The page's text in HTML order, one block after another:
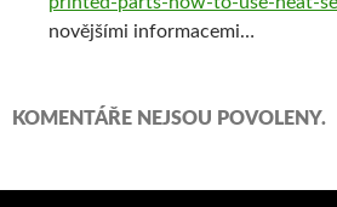
novějšími informacemi…
KOMENTÁŘE NEJSOU POVOLENY.